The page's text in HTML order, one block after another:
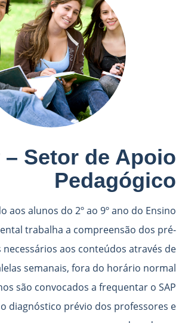
– Setor de Apoio
Pedagógico
aos alunos do 2º ao 9º ano do Ensino
trabalha a compreensão dos pré-
aos conteúdos através de
semanais, fora do horário normal
são convocados a frequentar o SAP
diagnóstico prévio dos professores e